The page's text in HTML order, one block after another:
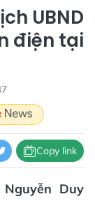
UBND
điện tại
Copy link
Duy